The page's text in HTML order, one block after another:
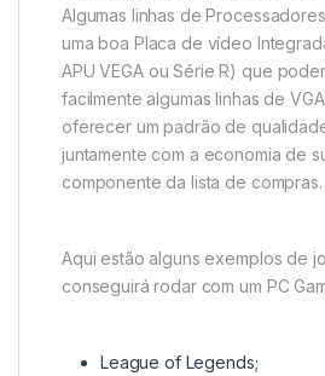
Algumas linhas de
uma boa Placa de vídeo
APU VEGA ou Série R) que
facilmente algumas linhas de
oferecer um padrão de
juntamente com a economia de
componente da lista de compras.
Aqui estão alguns exemplos de
conseguirá rodar com um PC
League of Legends;